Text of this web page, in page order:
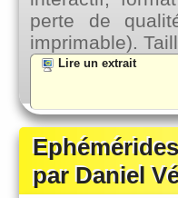
perte de
imprimable).
Lire un extrait
par Daniel